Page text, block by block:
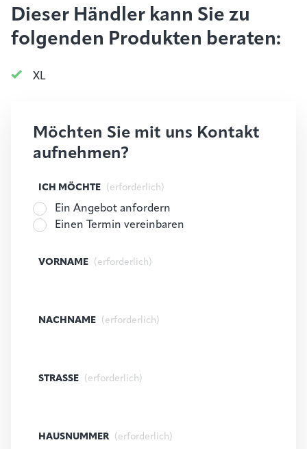
Dieser Händler kann Sie zu
folgenden Produkten beraten:
XL
Möchten Sie mit uns Kontakt
aufnehmen?
ICH MÖCHTE (erforderlich)
Ein Angebot anfordern
Einen Termin vereinbaren
VORNAME (erforderlich)
NACHNAME (erforderlich)
STRASSE (erforderlich)
HAUSNUMMER (erforderlich)